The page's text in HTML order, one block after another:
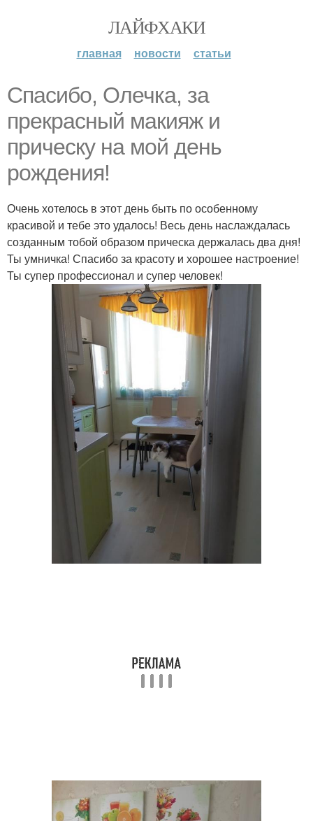
ЛАЙФХАКИ
главная новости статьи
Спасибо, Олечка, за
прекрасный макияж и
прическу на мой день
рождения!
Очень хотелось в этот день быть по особенному
красивой и тебе это удалось! Весь день наслаждалась
созданным тобой образом прическа держалась два дня!
Ты умничка! Спасибо за красоту и хорошее настроение!
Ты супер профессионал и супер человек!